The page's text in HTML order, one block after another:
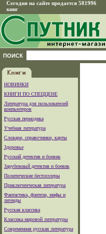
Сегодня на сайте продается 581996
книг
ПОИСК
НОВИНКИ
КНИГИ ПО СПЕЦЦЕНЕ
Литература для пользователей
компьютеров
Русская периодика
Учебная литература
Словари, справочники, карты
Здоровье
Русский детектив и боевик
Зарубежный детектив и боевик
Политические бестселлеры
Приключенческая литература
Фантастика, фэнтези, мифы и
легенды
Русская классика
Классика мировой литературы
Современная русская литература